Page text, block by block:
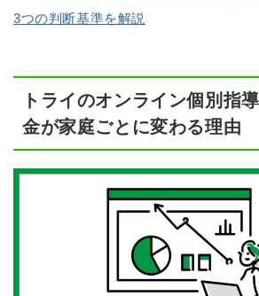
3つの判断基準を解説
トライのオンライン個別指
金が家庭ごとに変わる理由